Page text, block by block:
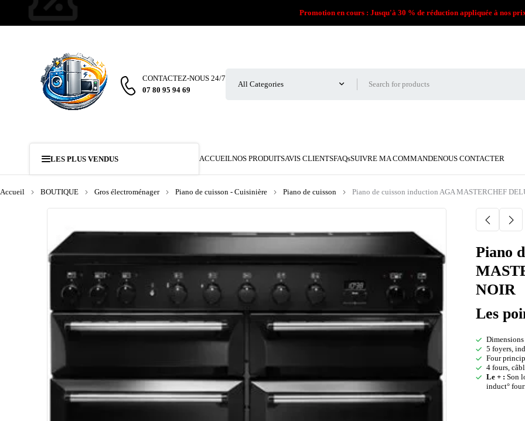
Promotion en cours : Jusqu'à 30 % de réduction appliquée à nos
CONTACTEZ-NOUS 24/7
07 80 95 94 69
LES PLUS VENDUS ACCUEILNOS PRODUITSAVIS CLIENTSFAQsSUIVRE MA COMMANDENOUS CONTACTER
Accueil BOUTIQUE Gros électroménager Piano de cuisson - Cuisinière Piano de cuisson Piano de cuisson induction AGA MASTERCHEF
Piano
NOIR
Les
5 foyers,
Four
4 fours,
Le + : Son
induct°